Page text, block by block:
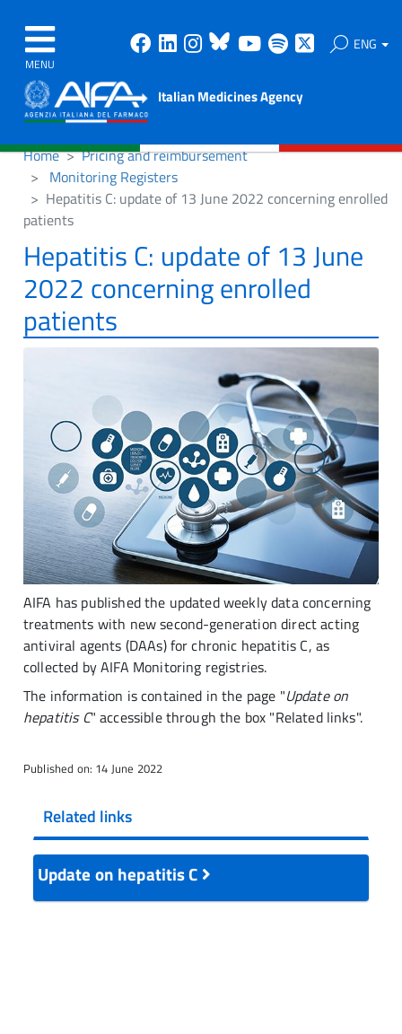
MENU
Facebook
Linkedin
Instagram
Bluesky
Youtube
Spotify ENG
Italian Medicines Agency
Home
Pricing and reimbursement
Monitoring Registers
Hepatitis C: update of 13 June 2022 concerning enrolled
patients
Hepatitis C: update of 13 June
2022 concerning enrolled
patients
AIFA has published the updated weekly data concerning
treatments with new second-generation direct acting
antiviral agents (DAAs) for chronic hepatitis C, as
collected by AIFA Monitoring registries.
The information is contained in the page "Update on
hepatitis C" accessible through the box "Related links".
Published on: 14 June 2022
Related links
Update on hepatitis C